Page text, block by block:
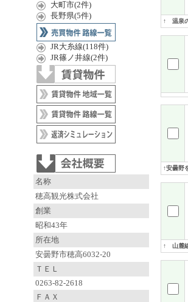
大町市(2件)
長野県(5件)
JR大糸線(118件)
JR篠ノ井線(2件)
名称
穂高観光株式会社
創業
昭和43年
所在地
安曇野市穂高6032-20
ＴＥＬ
0263-82-2618
ＦＡＸ
↑ 温泉
↑安曇野
↑ 山麓